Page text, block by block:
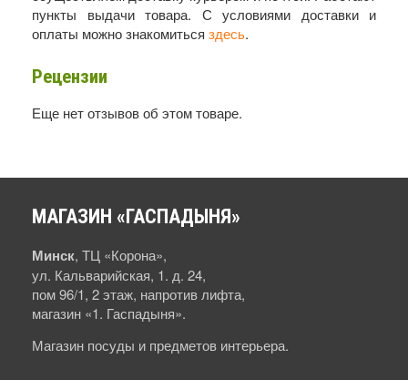
пункты выдачи товара. С условиями доставки и
оплаты можно знакомиться здесь.
Рецензии
Еще нет отзывов об этом товаре.
МАГАЗИН «ГАСПАДЫНЯ»
Минск, ТЦ «Корона»,
ул. Кальварийская, 1. д. 24,
пом 96/1, 2 этаж, напротив лифта,
магазин «1. Гаспадыня».
Магазин посуды и предметов интерьера.